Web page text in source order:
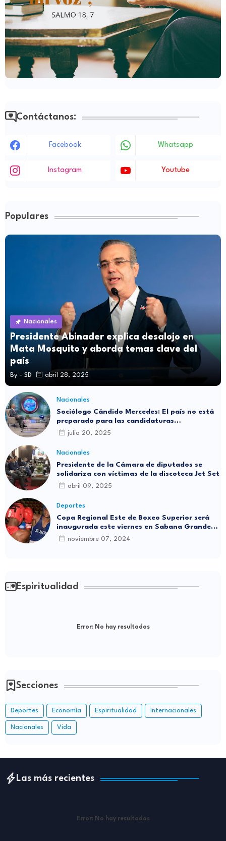
Contáctanos:
Facebook Whatsapp
Instagram Youtube
Populares
Nacionales
Presidente Abinader explica desalojo en
Mata Mosquito y aborda temas clave del
país
By - SD abril 28, 2025
Nacionales
Sociólogo Cándido Mercedes: El país no está
preparado para las candidaturas
independientes
julio 20, 2025
Nacionales
Presidente de la Cámara de diputados se
solidariza con víctimas de la discoteca Jet Set
abril 09, 2025
Deportes
Copa Regional Este de Boxeo Superior será
inaugurada este viernes en Sabana Grande
de Boyá
noviembre 07, 2024
Espiritualidad
Error:No hay resultados
Secciones
Deportes Economía Espiritualidad Internacionales
Nacionales Vida
Las más recientes
Error: No hay resultados